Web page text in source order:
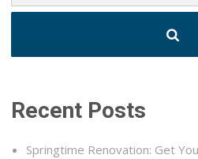
Recent Posts
Springtime Renovation: Get